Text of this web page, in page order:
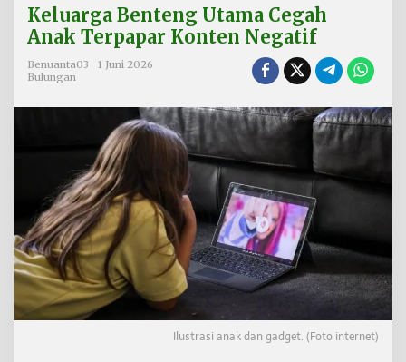
u
a
r
e
n
t
U
t
a
m
e
g
Keluarga Benteng Utama Cegah
Anak Terpapar Konten Negatif
Benuanta03
1 Juni 2026
Bulungan
Ilustrasi anak dan gadget. (Foto internet)